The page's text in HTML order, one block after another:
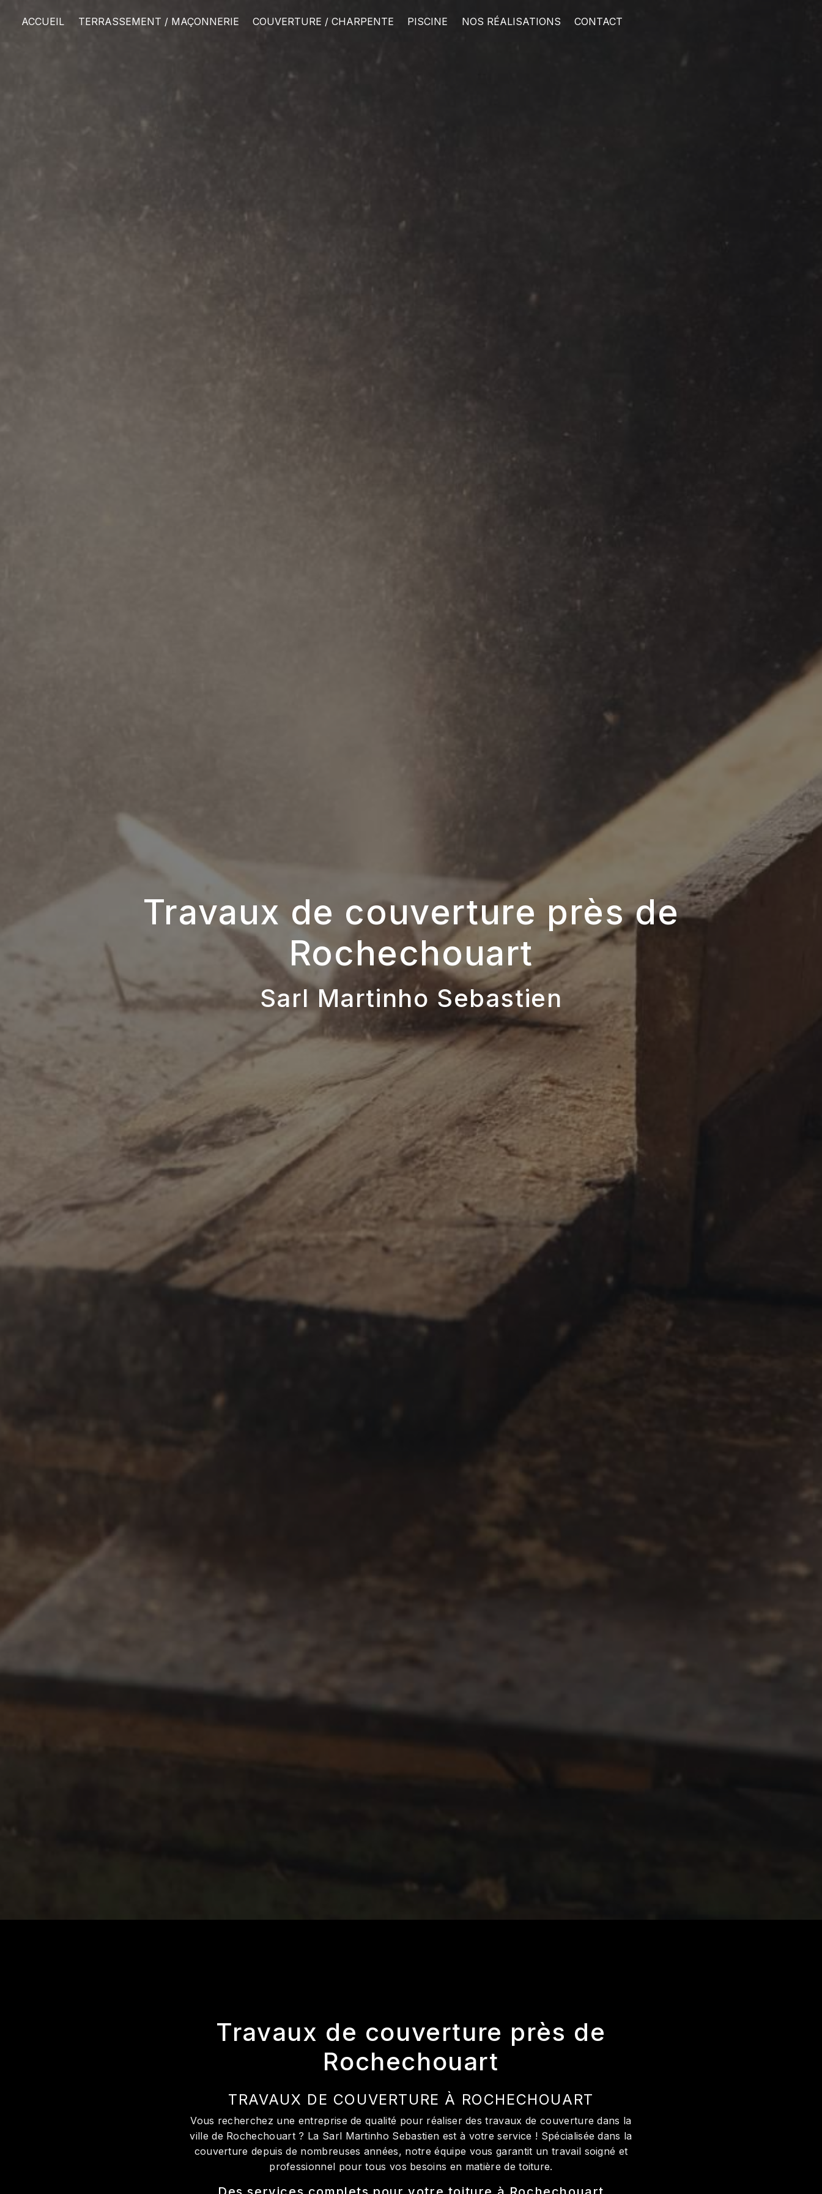
ACCUEIL TERRASSEMENT / MAÇONNERIE COUVERTURE / CHARPENTE PISCINE NOS RÉALISATIONS CONTACT
Travaux de couverture près de
Rochechouart
Sarl Martinho Sebastien
Travaux de couverture près de
Rochechouart
TRAVAUX DE COUVERTURE À ROCHECHOUART
Vous recherchez une entreprise de qualité pour réaliser des travaux de couverture dans la
ville de Rochechouart ? La Sarl Martinho Sebastien est à votre service ! Spécialisée dans la
couverture depuis de nombreuses années, notre équipe vous garantit un travail soigné et
professionnel pour tous vos besoins en matière de toiture.